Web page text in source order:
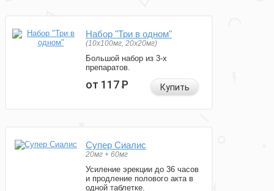
Набор "Три в одном"
(10x100мг, 20x20мг)
Большой набор из 3-х
препаратов.
от 117Р Купить
Супер Сиалис
20мг + 60мг
Усиление эрекции до 36 часов
и продление полового акта в
одной таблетке.